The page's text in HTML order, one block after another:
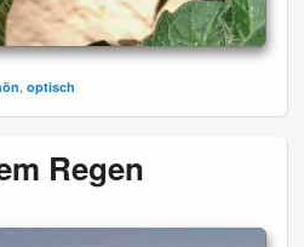
,optisch
Regen